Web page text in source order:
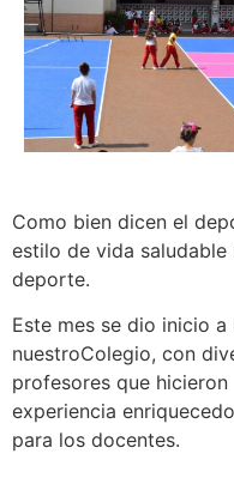
Como bien dicen el
estilo de vida
deporte.
Este mes se dio inicio
nuestroColegio, con
profesores que
experiencia
para los docentes.